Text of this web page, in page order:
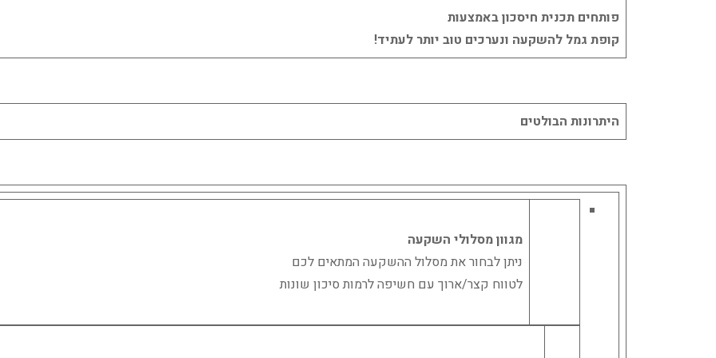
פותחים תכנית חיסכוןבאמצעות
קופת גמל להשקעה ונערכים טוב יותר לעתיד!
היתרונות הבולטים
מגוון מסלולי השקעה
ניתן לבחור את מסלול ההשקעה המתאים לכם
לטווח קצר/ארוך עם חשיפה לרמות סיכון שונות